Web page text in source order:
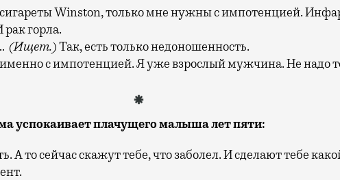
Winston, только мне нужны с импотенцией.
горла.
(Ищет.)Так, есть только недоношенность.
с импотенцией. Я уже взрослый мужчина. Не надо
успокаивает плачущего малыша летпяти:
А то сейчас скажут тебе, что заболел. И сделают тебе